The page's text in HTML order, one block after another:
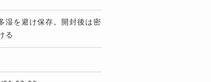
湿を避け保存。開封後は密
る